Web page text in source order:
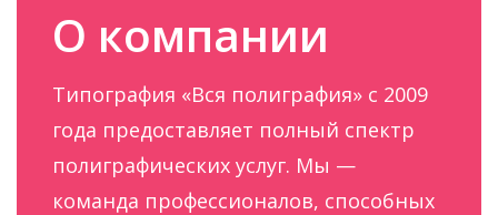
О компании
Типография «Вся полиграфия» с 2009
года предоставляет полный спектр
полиграфических услуг. Мы —
команда профессионалов, способных